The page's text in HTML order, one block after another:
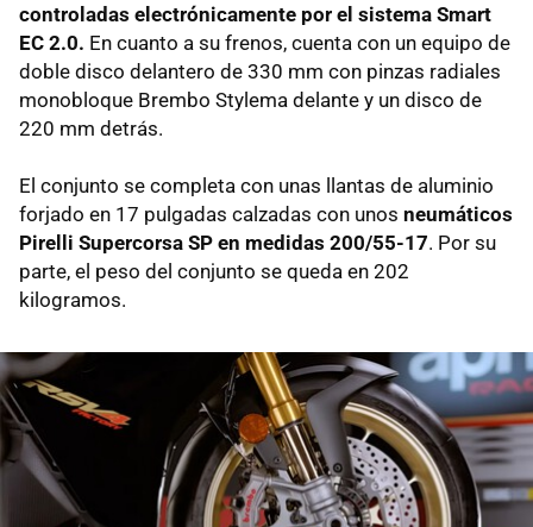
controladas electrónicamente por el sistema Smart
EC 2.0. En cuanto a su frenos, cuenta con un equipo de
doble disco delantero de 330 mm con pinzas radiales
monobloque Brembo Stylema delante y un disco de
220 mm detrás.
El conjunto se completa con unas llantas de aluminio
forjado en 17 pulgadas calzadas con unos neumáticos
Pirelli Supercorsa SP en medidas 200/55-17. Por su
parte, el peso del conjunto se queda en 202
kilogramos.